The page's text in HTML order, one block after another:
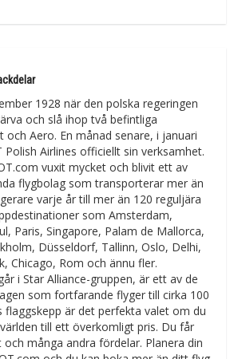
1928 när den polska regeringen
och slå ihop två befintliga
Aero. En månad senare, i januari
Polish Airlines officiellt sin verksamhet.
vuxit mycket och blivit ett av
flygbolag som transporterar mer än
varje år till mer än 120 reguljära
som Amsterdam,
Paris, Singapore, Palam de Mallorca,
Düsseldorf, Tallinn, Oslo, Delhi,
Chicago, Rom och ännu fler.
i Star Alliance-gruppen, är ett av de
som fortfarande flyger till cirka 100
flaggskepp är det perfekta valet om du
till ett överkomligt pris. Du får
många andra fördelar. Planera din